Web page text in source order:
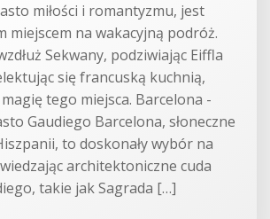
miłości i romantyzmu, jest
miejscem na wakacyjną podróż.
Sekwany, podziwiając Eiffla
się francuską kuchnią,
tego miejsca. Barcelona -
Gaudiego Barcelona, słoneczne
to doskonały wybór na
architektoniczne cuda
takie jak Sagrada […]